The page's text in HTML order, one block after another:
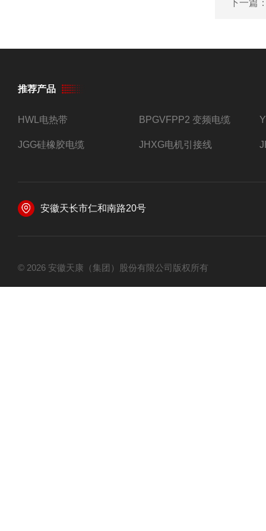
下一篇
推荐产品
HWL电热带 BPGVFPP2 变频电缆
JGG硅橡胶电缆 JHXG电机引接线
安徽天长市仁和南路20号
© 2026 安徽天康（集团）股份有限公司版权所有